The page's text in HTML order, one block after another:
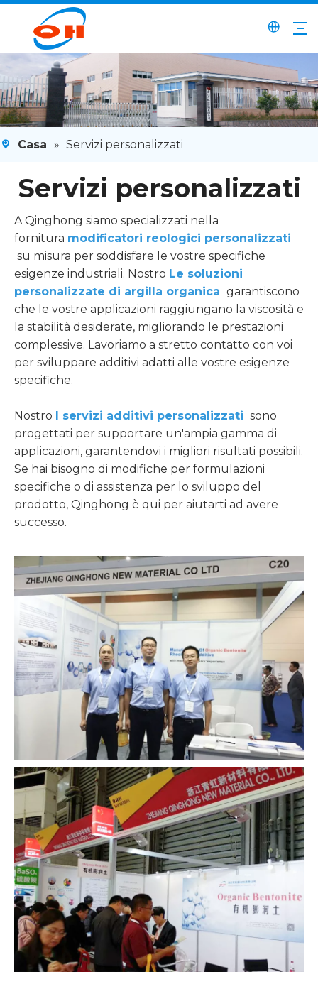
Casa » Servizi personalizzati
Servizi personalizzati
A Qinghong siamo specializzati nella
fornitura modificatori reologici personalizzati
su misura per soddisfare le vostre specifiche
esigenze industriali. Nostro Le soluzioni
personalizzate di argilla organica garantiscono
che le vostre applicazioni raggiungano la viscosità e
la stabilità desiderate, migliorando le prestazioni
complessive. Lavoriamo a stretto contatto con voi
per sviluppare additivi adatti alle vostre esigenze
specifiche.
Nostro I servizi additivi personalizzati sono
progettati per supportare un'ampia gamma di
applicazioni, garantendovi i migliori risultati possibili.
Se hai bisogno di modifiche per formulazioni
specifiche o di assistenza per lo sviluppo del
prodotto, Qinghong è qui per aiutarti ad avere
successo.